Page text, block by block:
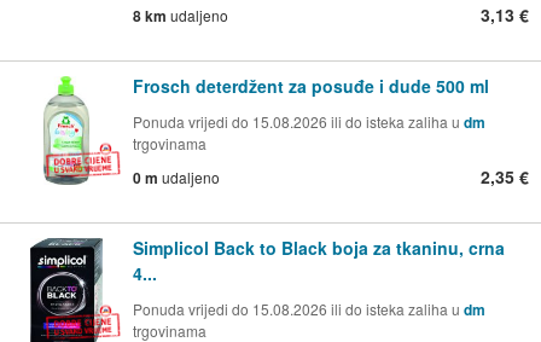
8 km udaljeno 3,13 €
Frosch deterdžent za posuđe i dude 500 ml
Ponuda vrijedi do 15.08.2026 ili do isteka zaliha u dm
trgovinama
0 m udaljeno 2,35 €
Simplicol Back to Black boja za tkaninu, crna
4...
Ponuda vrijedi do 15.08.2026 ili do isteka zaliha u dm
trgovinama